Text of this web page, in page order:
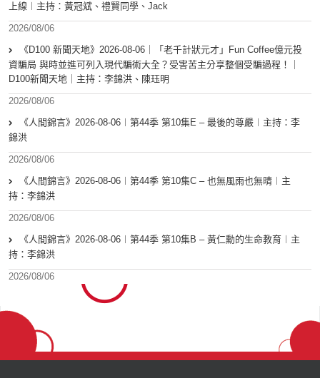
上線︱主持：黃冠斌、禮賢同學、Jack
2026/08/06
《D100 新聞天地》2026-08-06｜「老千計狀元才」Fun Coffee億元投
資騙局 與時並進可列入現代騙術大全？受害苦主分享整個受騙過程！｜
D100新聞天地｜主持：李錦洪、陳珏明
2026/08/06
《人間錦言》2026-08-06︱第44季 第10集E – 最後的尊嚴︱主持：李
錦洪
2026/08/06
《人間錦言》2026-08-06︱第44季 第10集C – 也無風雨也無晴︱主
持：李錦洪
2026/08/06
《人間錦言》2026-08-06︱第44季 第10集B – 黃仁勳的生命教育︱主
持：李錦洪
2026/08/06